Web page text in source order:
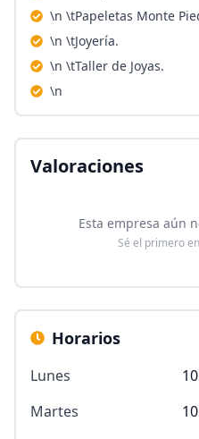
\n \tPapeletas Monte
\n \tJoyería.
\n \tTaller de Joyas.
\n
Valoraciones
Esta empresa aún
Sé el primero
Horarios
Lunes
Martes